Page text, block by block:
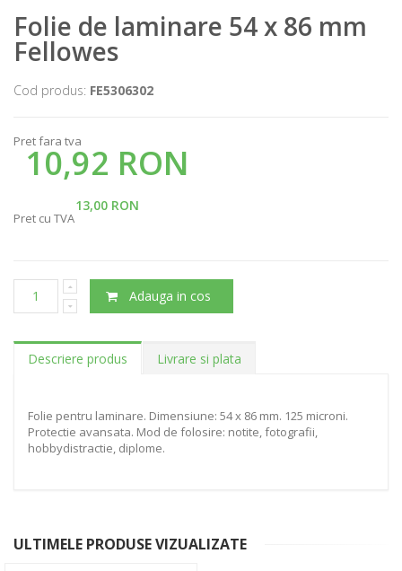
Folie de laminare 54 x 86 mm
Fellowes
Cod produs: FE5306302
Pret fara tva
10,92 RON
13,00 RON
Pret cu TVA
Adauga in cos
Descriere produs Livrare si plata
Folie pentru laminare. Dimensiune: 54 x 86 mm. 125 microni.
Protectie avansata. Mod de folosire: notite, fotografii,
hobbydistractie, diplome.
ULTIMELE PRODUSE VIZUALIZATE